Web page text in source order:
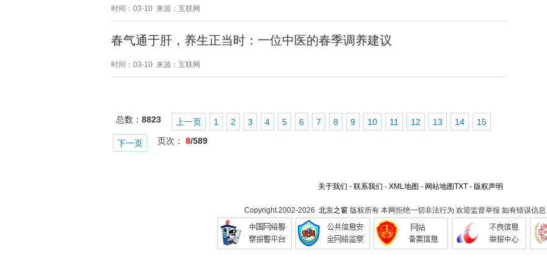
时间：03-10 来源：互联网
春气通于肝，养生正当时：一位中医的春季调养建议
时间：03-10 来源：互联网
总数： 8823 上一页 1 2 3 4 5 6 7 8 9 10 11 12 13 14 15
下一页 页次： 8/589
关于我们 - 联系我们 - XML地图 - 网站地图TXT- 版权声明
Copyright.2002-2026 北京之窗版权所有 本网拒绝一切非法行为 欢迎监督举报 如有错误信